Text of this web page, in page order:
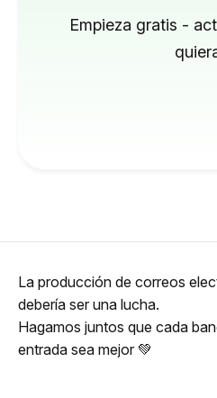
Empieza gratis -
La producción de correos
debería ser una lucha.
Hagamos juntos que cada
entrada sea mejor 💚